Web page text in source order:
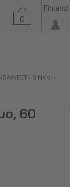
0
Finland
▼
• SINKKI •
60